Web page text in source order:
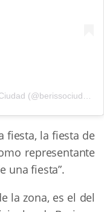
fiesta, la fiesta de
representante
una fiesta”.
la zona, es el del